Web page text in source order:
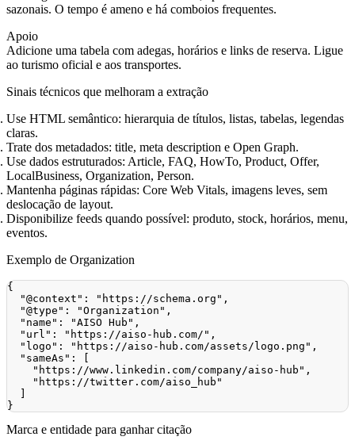
sazonais. O tempo é ameno e há comboios frequentes.
Apoio
Adicione uma tabela com adegas, horários e links de reserva. Ligue
ao turismo oficial e aos transportes.
Sinais técnicos que melhoram a extração
Use HTML semântico: hierarquia de títulos, listas, tabelas, legendas
claras.
Trate dos metadados: title, meta description e Open Graph.
Use dados estruturados: Article, FAQ, HowTo, Product, Offer,
LocalBusiness, Organization, Person.
Mantenha páginas rápidas: Core Web Vitals, imagens leves, sem
deslocação de layout.
Disponibilize feeds quando possível: produto, stock, horários, menu,
eventos.
Exemplo de Organization
{
"@context" : "https://schema.org" ,
"@type" : "Organization" ,
"name" : "AISO Hub" ,
"url" : "https://aiso-hub.com/" ,
"logo" : "https://aiso-hub.com/assets/logo.png" ,
"sameAs" :
"https://www.linkedin.com/company/aiso-hub" ,
"https://twitter.com/aiso_hub"
}
Marca e entidade para ganhar citação